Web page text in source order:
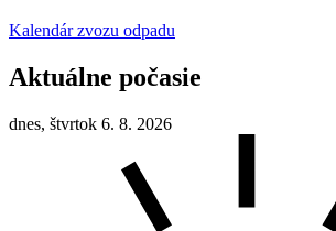
Kalendár zvozu odpadu
Aktuálne počasie
dnes, štvrtok 6. 8. 2026